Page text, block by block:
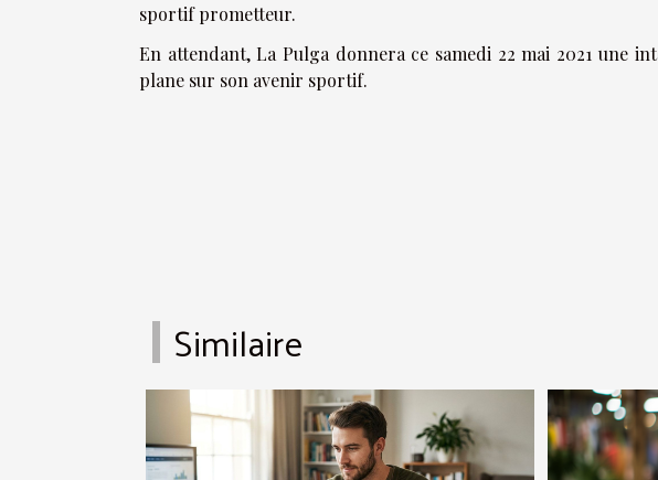
sportif prometteur.
En attendant, La Pulga donnera ce samedi 22 mai 2021 une
plane sur son avenir sportif.
Similaire